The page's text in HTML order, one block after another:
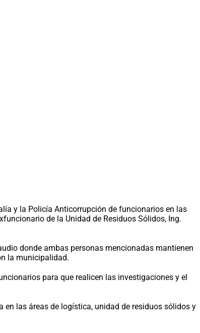
y la Policía Anticorrupción de funcionarios en las
de la Unidad de Residuos Sólidos, Ing.
donde ambas personas mencionadas mantienen
la municipalidad.
para que realicen las investigaciones y el
las áreas de logística, unidad de residuos sólidos y